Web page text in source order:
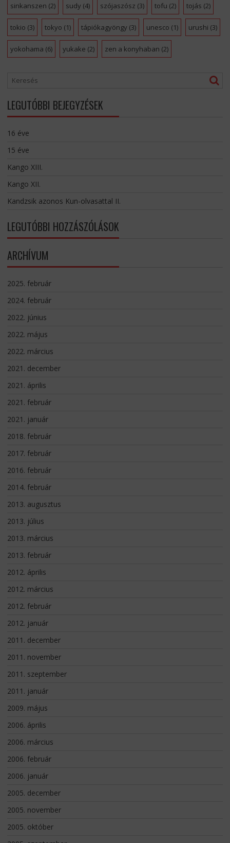
sinkanszen (2) sudy (4) szójaszósz (3) tofu (2) tojás (2)
tokio (3) tokyo (1) tápiókagyöngy (3) unesco (1) urushi (3)
yokohama (6) yukake (2) zen a konyhaban (2)
LEGUTÓBBI BEJEGYZÉSEK
16 éve
15 éve
Kango XIII.
Kango XII.
Kandzsik azonos Kun-olvasattal II.
LEGUTÓBBI HOZZÁSZÓLÁSOK
ARCHÍVUM
2025. február
2024. február
2022. június
2022. május
2022. március
2021. december
2021. április
2021. február
2021. január
2018. február
2017. február
2016. február
2014. február
2013. augusztus
2013. július
2013. március
2013. február
2012. április
2012. március
2012. február
2012. január
2011. december
2011. november
2011. szeptember
2011. január
2009. május
2006. április
2006. március
2006. február
2006. január
2005. december
2005. november
2005. október